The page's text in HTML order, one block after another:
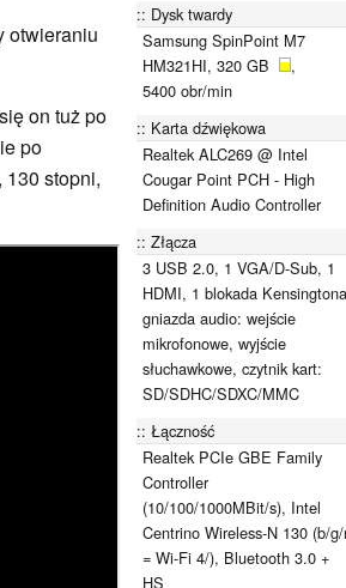
otwieraniu
on tuż po
po
stopni,
Dysk twardy
Samsung SpinPoint M7
HM321HI, 320 GB
,
5400 obr/min
Karta dźwiękowa
Realtek ALC269 @ Intel
Cougar Point PCH - High
Definition Audio Controller
Złącza
3 USB 2.0, 1 VGA/D-Sub, 1
HDMI, 1 blokada
gniazda audio: wejście
mikrofonowe, wyjście
słuchawkowe, czytnik kart:
SD/SDHC/SDXC/MMC
Łączność
Realtek PCIe GBE Family
Controller
(10/100/1000MBit/s), Intel
Centrino Wireless-N 130 (b/
= Wi-Fi 4/), Bluetooth 3.0 +
HS